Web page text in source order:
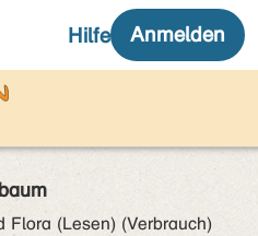
Flora (Lesen) (Verbrauch)